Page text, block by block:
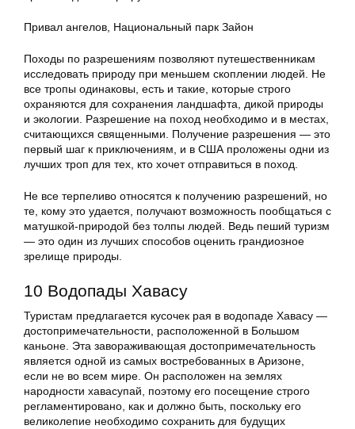
Привал ангелов, Национальный парк Зайон
Походы по разрешениям позволяют путешественникам
исследовать природу при меньшем скоплении людей. Не
все тропы одинаковы, есть и такие, которые строго
охраняются для сохранения ландшафта, дикой природы
и экологии. Разрешение на поход необходимо и в местах,
считающихся священными. Получение разрешения — это
первый шаг к приключениям, и в США проложены одни из
лучших троп для тех, кто хочет отправиться в поход.
Не все терпеливо относятся к получению разрешений, но
те, кому это удается, получают возможность пообщаться с
матушкой-природой без толпы людей. Ведь пеший туризм
— это один из лучших способов оценить грандиозное
зрелище природы.
10 Водопады Хавасу
Туристам предлагается кусочек рая в водопаде Хавасу —
достопримечательности, расположенной в Большом
каньоне. Эта завораживающая достопримечательность
является одной из самых востребованных в Аризоне,
если не во всем мире. Он расположен на землях
народности хавасупай, поэтому его посещение строго
регламентировано, как и должно быть, поскольку его
великолепие необходимо сохранить для будущих